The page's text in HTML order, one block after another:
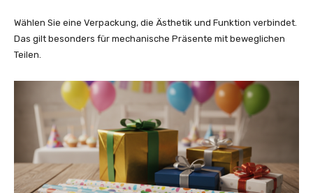
Wählen Sie eine Verpackung, die Ästhetik und Funktion verbindet.
Das gilt besonders für mechanische Präsente mit beweglichen
Teilen.